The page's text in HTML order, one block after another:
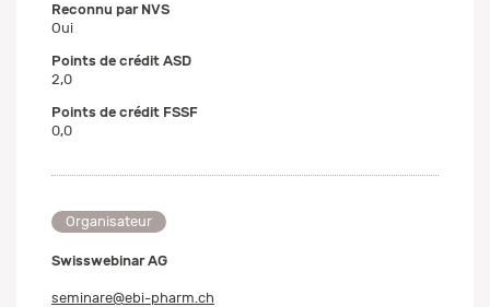
Reconnu par NVS
Oui
Points de crédit ASD
2,0
Points de crédit FSSF
0,0
Organisateur
Swisswebinar AG
seminare@ebi-pharm.ch